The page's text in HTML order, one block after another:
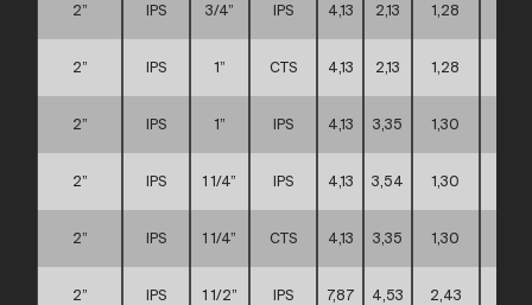
2” IPS 3/4” IPS 4,13 2,13 1,28
2” IPS 1” CTS 4,13 2,13 1,28
2” IPS 1” IPS 4,13 3,35 1,30
2” IPS 1 1/4” IPS 4,13 3,54 1,30
2” IPS 1 1/4” CTS 4,13 3,35 1,30
2” IPS 1 1/2” IPS 7,87 4,53 2,43